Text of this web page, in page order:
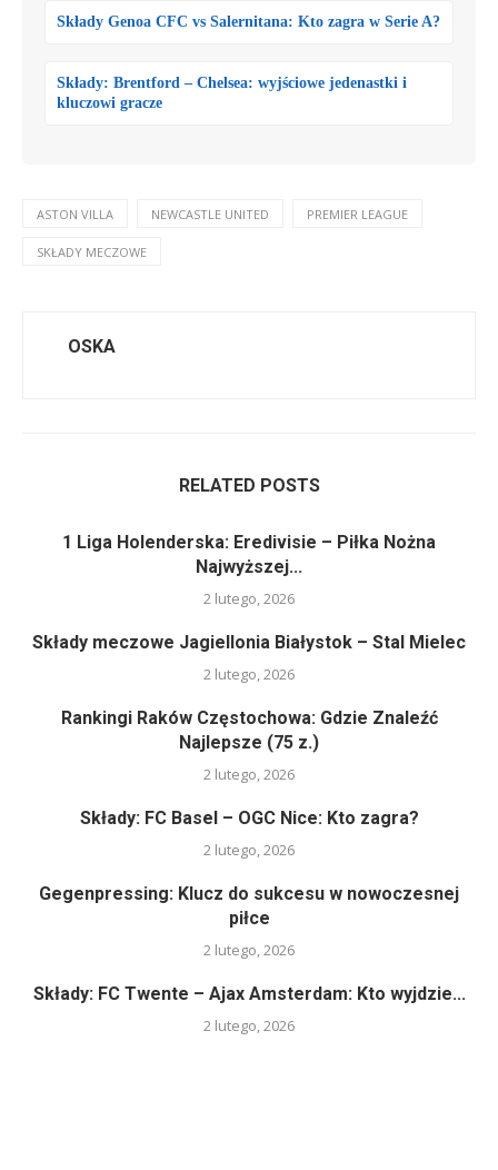
Składy Genoa CFC vs Salernitana: Kto zagra w Serie A?
Składy: Brentford – Chelsea: wyjściowe jedenastki i
kluczowi gracze
ASTON VILLA NEWCASTLE UNITED PREMIER LEAGUE
SKŁADY MECZOWE
OSKA
RELATED POSTS
1 Liga Holenderska: Eredivisie – Piłka Nożna
Najwyższej...
2 lutego, 2026
Składy meczowe Jagiellonia Białystok – Stal Mielec
2 lutego, 2026
Rankingi Raków Częstochowa: Gdzie Znaleźć
Najlepsze (75 z.)
2 lutego, 2026
Składy: FC Basel – OGC Nice: Kto zagra?
2 lutego, 2026
Gegenpressing: Klucz do sukcesu w nowoczesnej
piłce
2 lutego, 2026
Składy: FC Twente – Ajax Amsterdam: Kto wyjdzie...
2 lutego, 2026